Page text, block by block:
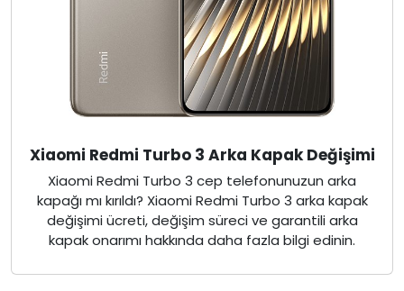
Xiaomi Redmi Turbo 3 Arka Kapak Değişimi
Xiaomi Redmi Turbo 3 cep telefonunuzun arka
kapağı mı kırıldı? Xiaomi Redmi Turbo 3 arka kapak
değişimi ücreti, değişim süreci ve garantili arka
kapak onarımı hakkında daha fazla bilgi edinin.